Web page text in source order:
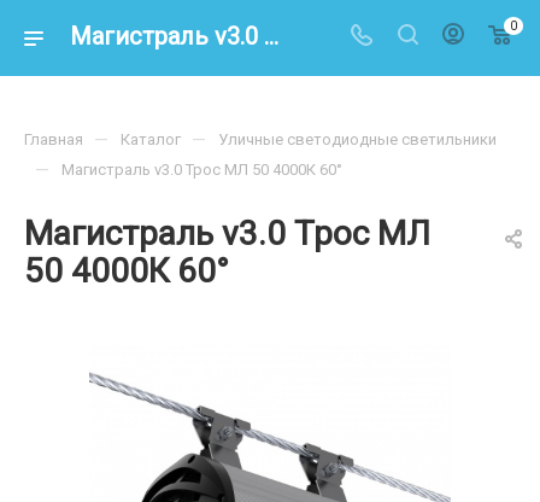
Магистраль v3.0 Трос МЛ 50 4000К 60° – купить по цене 8900.00 в интернет-магазине energoresurs-spb.ru 0
Магистраль v3.0 Трос МЛ
50 4000К 60°
Главная — Каталог — Уличные светодиодные светильники
— Магистраль v3.0 Трос МЛ 50 4000К 60°